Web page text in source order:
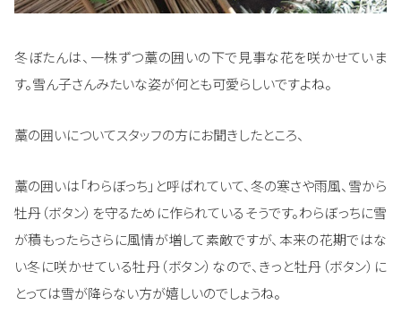
冬ぼたんは、一株ずつ藁の囲いの下で見事な花を咲かせていま
す。雪ん子さんみたいな姿が何とも可愛らしいですよね。
藁の囲いについてスタッフの方にお聞きしたところ、
藁の囲いは「わらぼっち」と呼ばれていて、冬の寒さや雨風、雪から
牡丹（ボタン）を守るために作られているそうです。わらぼっちに雪
が積もったらさらに風情が増して素敵ですが、本来の花期ではな
い冬に咲かせている牡丹（ボタン）なので、きっと牡丹（ボタン）に
とっては雪が降らない方が嬉しいのでしょうね。